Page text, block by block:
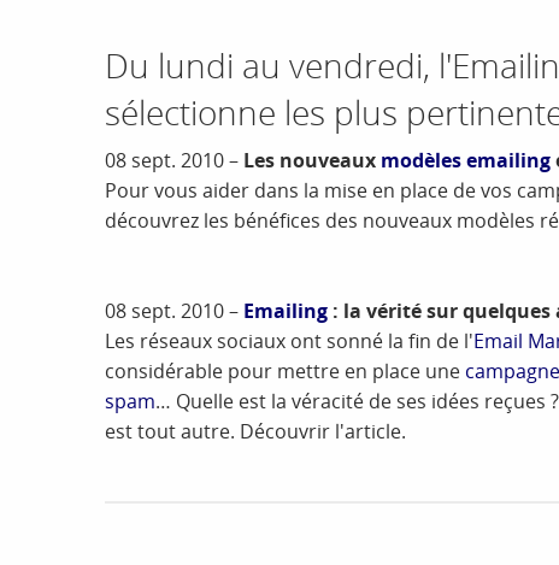
Du lundi au vendredi,
sélectionne les plus
08 sept. 2010 – Les nouveaux modèles emailing
Pour vous aider dans la mise en place de vos
découvrez les bénéfices des nouveaux modèles
08 sept. 2010 – Emailing : la vérité sur quelques
Les réseaux sociaux ont sonné la fin de l'Email
considérable pour mettre en place une
spam… Quelle est la véracité de ses idées
est tout autre. Découvrir l'article.